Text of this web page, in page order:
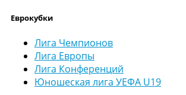
Еврокубки
Лига Чемпионов
Лига Европы
Лига Конференций
Юношеская лига УЕФА U19